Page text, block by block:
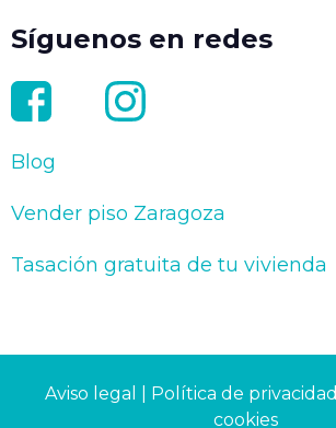
Síguenos en redes
Blog
Vender piso Zaragoza
Tasación gratuita de tu vivienda
Aviso legal Política de privacidad
cookies